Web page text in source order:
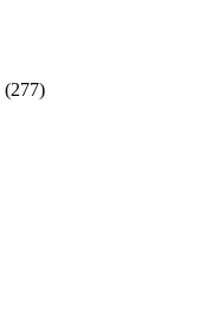
(277)